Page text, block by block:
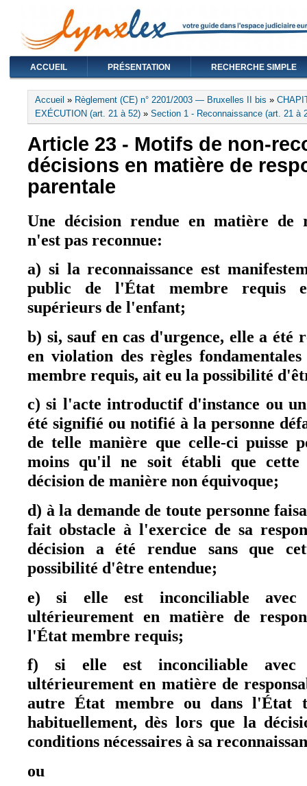
ACCUEIL PRÉSENTATION RECHERCHE SIMPLE
Vous êtes ici
Accueil » Règlement (CE) n° 2201/2003 — Bruxelles II bis »
EXÉCUTION (art. 21 à 52) » Section 1 - Reconnaissance (art. 21 à
Article 23 - Motifs de non-
décisions en matière de
parentale
Une décision rendue en matière de
n'est pas reconnue:
a) si la reconnaissance est
public de l'État membre requis
supérieurs de l'enfant;
b) si, sauf en cas d'urgence, elle a été
en violation des règles
membre requis, ait eu la possibilité
c) si l'acte introductif d'instance ou
été signifié ou notifié à la personne
de telle manière que celle-ci puisse
moins qu'il ne soit établi que cette
décision de manière non équivoque;
d) à la demande de toute personne
fait obstacle à l'exercice de sa
décision a été rendue sans que
possibilité d'être entendue;
e) si elle est inconciliable avec
ultérieurement en matière de
l'État membre requis;
f) si elle est inconciliable avec
ultérieurement en matière de
autre État membre ou dans l'État
habituellement, dès lors que la
conditions nécessaires à sa
ou